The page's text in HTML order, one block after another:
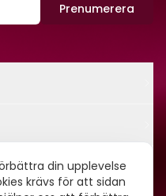
din upplevelse
krävs för att sidan
Prenumerera